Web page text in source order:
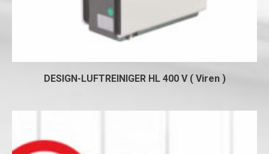
DESIGN-LUFTREINIGER HL 400 V ( Viren )